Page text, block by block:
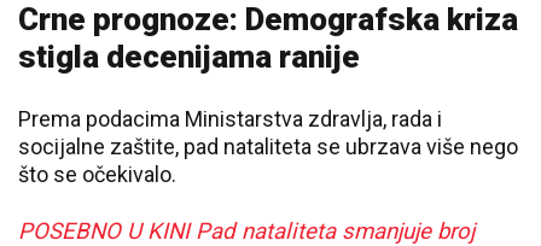
Crne prognoze: Demografska kriza
stigla decenijama ranije
Prema podacima Ministarstva zdravlja, rada i
socijalne zaštite, pad nataliteta se ubrzava više nego
što se očekivalo.
POSEBNO U KINI Pad nataliteta smanjuje broj